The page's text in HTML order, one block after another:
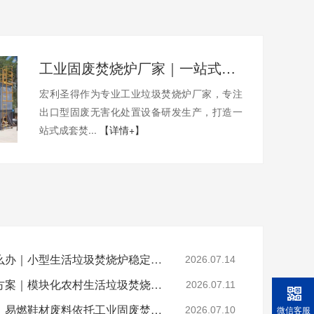
工业固废焚烧炉厂家｜一站式出口工业垃圾焚烧炉烟气检测环保达标
宏利圣得作为专业工业垃圾焚烧炉厂家，专注
出口型固废无害化处置设备研发生产，打造一
站式成套焚...
【详情+】
乡镇垃圾焚烧不达标怎么办｜小型生活垃圾焚烧炉稳定达标解决方案 2026.07.14
山区偏远村落垃圾处置方案｜模块化农村生活垃圾焚烧炉就地达标焚烧 2026.07.11
晋江鞋厂火灾安全警示：易燃鞋材废料依托工业固废焚烧炉实现规范化安全处置 2026.07.10 微信客服